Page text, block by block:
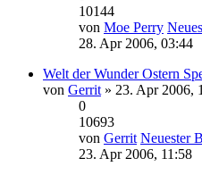
10144
von Moe Perry
28. Apr 2006, 03:44
Welt der Wunder Ostern
von Gerrit » 23. Apr 2006,
0
10693
von Gerrit Neuester
23. Apr 2006, 11:58